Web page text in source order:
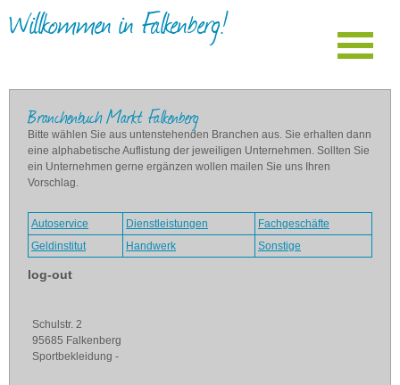
Willkommen in Falkenberg!
Branchenbuch Markt Falkenberg
Bitte wählen Sie aus untenstehenden Branchen aus. Sie erhalten dann
eine alphabetische Auflistung der jeweiligen Unternehmen. Sollten Sie
ein Unternehmen gerne ergänzen wollen mailen Sie uns Ihren
Vorschlag.
Autoservice Dienstleistungen
Fachgeschäfte
Geldinstitut
Handwerk Sonstige
log-out
Schulstr. 2
95685 Falkenberg
Sportbekleidung -